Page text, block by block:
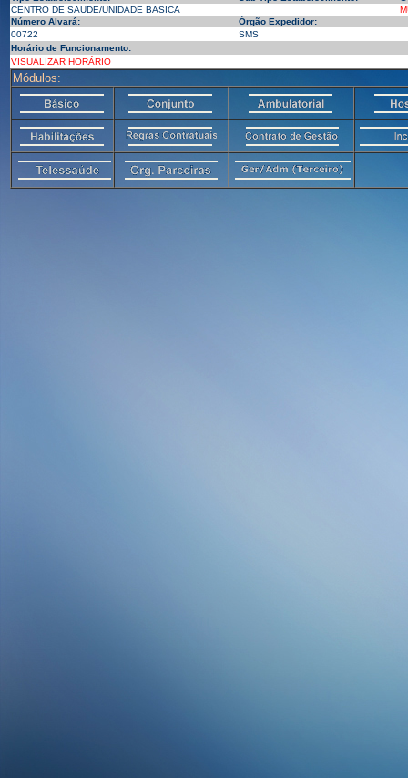
CENTRO DE SAUDE/UNIDADE BASICA
Número Alvará:
Órgão Expedidor:
00722
SMS
Horário de Funcionamento:
VISUALIZAR HORÁRIO
Módulos: